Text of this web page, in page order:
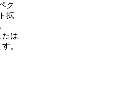
ク
拡
たは
。